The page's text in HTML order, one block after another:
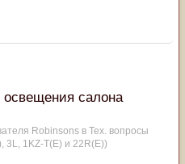
салона
Robinsons в Тех. вопросы
3L, 1KZ-T(E) и 22R(Е))